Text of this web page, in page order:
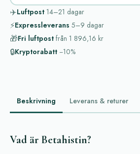
✈️Luftpost 14–21 dagar
⚡Expressleverans 5–9 dagar
🎁Fri luftpost från 1 896,16 kr
🔒Kryptorabatt −10%
Beskrivning Leverans & returer
Vad är Betahistin?